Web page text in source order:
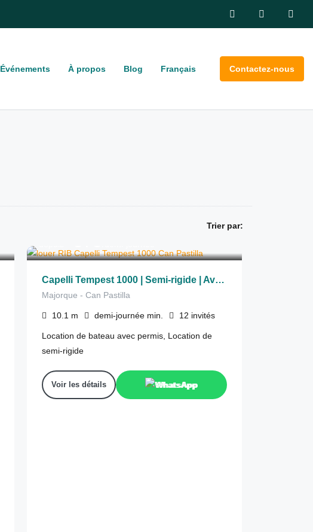
Événements À propos Blog Français Contactez-nous
Trier par:
Capelli Tempest 1000 | Semi-rigide | Avec permis
Majorque - Can Pastilla
10.1 m demi-journée min. 12 invités
Location de bateau avec permis, Location de
semi-rigide
Voir les détails WhatsApp